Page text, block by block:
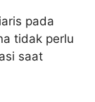
pada
tidak perlu
saat